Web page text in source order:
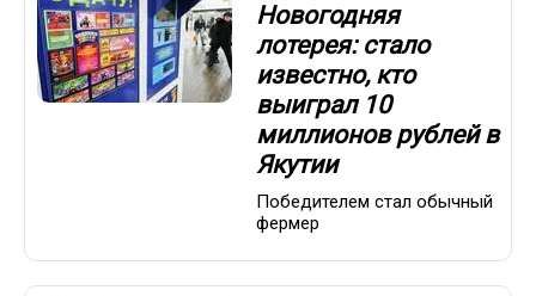
Новогодняя
лотерея: стало
известно, кто
выиграл 10
миллионов рублей в
Якутии
Победителем стал обычный
фермер